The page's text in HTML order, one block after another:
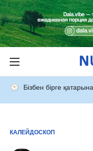
Бізбен бірге
КАЛЕЙДОСКОП